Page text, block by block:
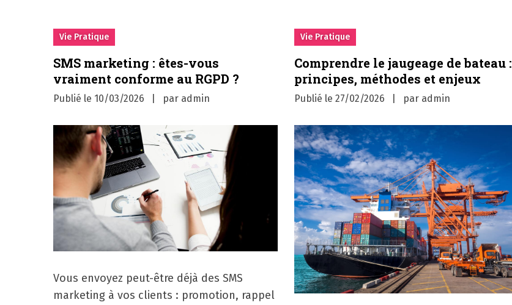
Vie Pratique
SMS marketing : êtes-vous
vraiment conforme au RGPD ?
Publié le 10/03/2026 par admin
Vous envoyez peut-être déjà des SMS
marketing à vos clients : promotion, rappel
Vie Pratique
Comprendre le jaugeage de bateau :
principes, méthodes et enjeux
Publié le 27/02/2026 par admin